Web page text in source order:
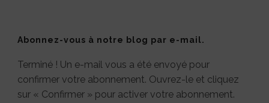
Abonnez-vous à notre blog par e-mail.
Terminé ! Un e-mail vous a été envoyé pour
confirmer votre abonnement. Ouvrez-le et cliquez
sur « Confirmer » pour activer votre abonnement.